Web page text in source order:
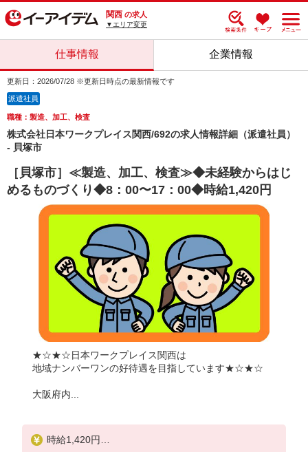
関西 の求人
▼エリア変更
仕事情報 企業情報
更新日：2026/07/28 ※更新日時点の最新情報です
派遣社員
職種：製造、加工、検査
株式会社日本ワークプレイス関西/692の求人情報詳細（派遣社員）
- 貝塚市
［貝塚市］≪製造、加工、検査≫◆未経験からはじ
めるものづくり◆8：00〜17：00◆時給1,420円
★☆★☆日本ワークプレイス関西は
地域ナンバーワンの好待遇を目指しています★☆★☆
大阪府内...
時給1,420円